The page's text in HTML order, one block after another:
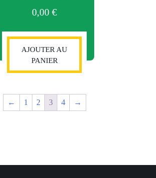
0,00 €
AJOUTER AU
PANIER
← 1 2 3 4 →